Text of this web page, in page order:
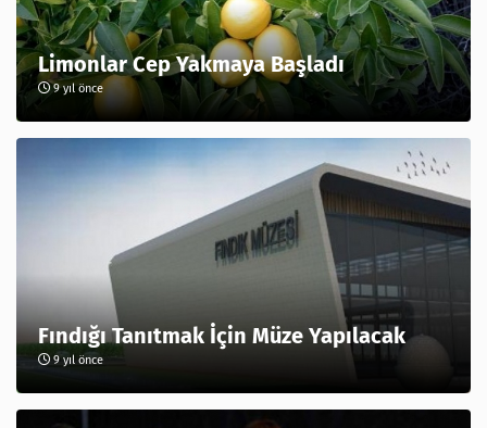
Limonlar Cep Yakmaya Başladı
9 yıl önce
Fındığı Tanıtmak İçin Müze Yapılacak
9 yıl önce